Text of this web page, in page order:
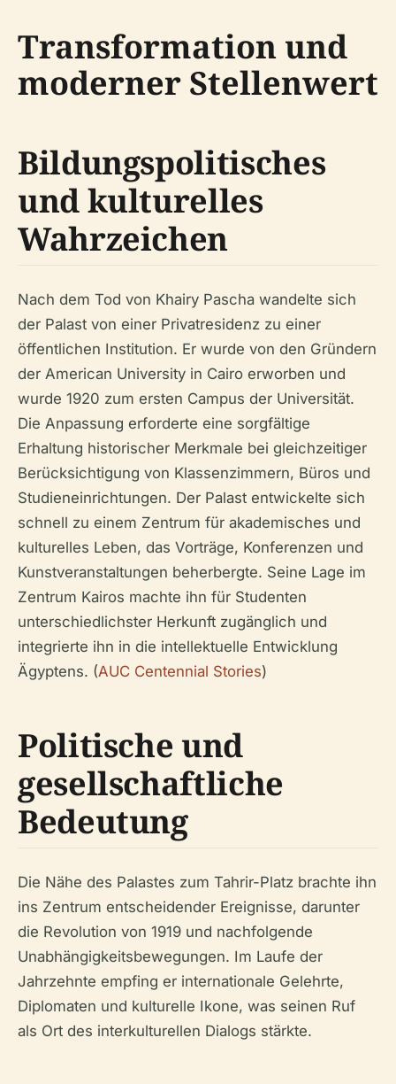
Transformation und
moderner Stellenwert
Bildungspolitisches
und kulturelles
Wahrzeichen
Nach dem Tod von Khairy Pascha wandelte sich
der Palast von einer Privatresidenz zu einer
öffentlichen Institution. Er wurde von den Gründern
der American University in Cairo erworben und
wurde 1920 zum ersten Campus der Universität.
Die Anpassung erforderte eine sorgfältige
Erhaltung historischer Merkmale bei gleichzeitiger
Berücksichtigung von Klassenzimmern, Büros und
Studieneinrichtungen. Der Palast entwickelte sich
schnell zu einem Zentrum für akademisches und
kulturelles Leben, das Vorträge, Konferenzen und
Kunstveranstaltungen beherbergte. Seine Lage im
Zentrum Kairos machte ihn für Studenten
unterschiedlichster Herkunft zugänglich und
integrierte ihn in die intellektuelle Entwicklung
Ägyptens. (AUC Centennial Stories)
Politische und
gesellschaftliche
Bedeutung
Die Nähe des Palastes zum Tahrir-Platz brachte ihn
ins Zentrum entscheidender Ereignisse, darunter
die Revolution von 1919 und nachfolgende
Unabhängigkeitsbewegungen. Im Laufe der
Jahrzehnte empfing er internationale Gelehrte,
Diplomaten und kulturelle Ikone, was seinen Ruf
als Ort des interkulturellen Dialogs stärkte.